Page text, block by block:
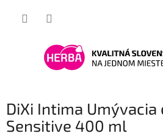
DiXi Intima Umývacia
Sensitive 400 ml